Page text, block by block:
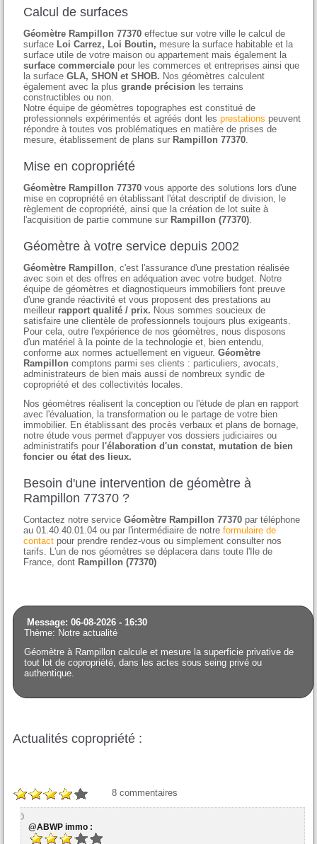
Calcul de surfaces
Géomètre Rampillon 77370 effectue sur votre ville le calcul de
surface Loi Carrez, Loi Boutin, mesure la surface habitable et la
surface utile de votre maison ou appartement mais également la
surface commerciale pour les commerces et entreprises ainsi que
la surfaceGLA, SHON et SHOB. Nos géomètres calculent
également avec la plusgrande précision les terrains
constructibles ou non.
Notre équipe de géomètres topographes est constitué de
professionnels expérimentés et agréés dont lesprestations peuvent
répondre à toutes vos problématiques en matière de prises de
mesure, établissement de plans sur Rampillon 77370.
Mise en copropriété
Géomètre Rampillon 77370 vous apporte des solutions lors d'une
mise en copropriété en établissant l'état descriptif de division, le
règlement de copropriété, ainsi que la création de lot suite à
l'acquisition de partie commune sur Rampillon (77370).
Géomètre à votre service depuis 2002
Géomètre Rampillon, c'est l'assurance d'une prestation réalisée
avec soin et des offres en adéquation avec votre budget. Notre
équipe de géomètres et diagnostiqueurs immobiliers font preuve
d'une grande réactivité et vous proposent des prestations au
meilleur rapport qualité / prix. Nous sommes soucieux de
satisfaire une clientèle de professionnels toujours plus exigeants.
Pour cela, outre l'expérience de nos géomètres, nous disposons
d'un matériel à la pointe de la technologie et, bien entendu,
conforme aux normes actuellement en vigueur.Géomètre
Rampillon comptons parmi ses clients : particuliers, avocats,
administrateurs de bien mais aussi de nombreux syndic de
copropriété et des collectivités locales.
Nos géomètres réalisent la conception ou l'étude de plan en rapport
avec l'évaluation, la transformation ou le partage de votre bien
immobilier. En établissant des procès verbaux et plans de bornage,
notre étude vous permet d'appuyer vos dossiers judiciaires ou
administratifs pour l'élaboration d'un constat, mutation de bien
foncier ou état des lieux.
Besoin d'une intervention de géomètre à
Rampillon 77370 ?
Contactez notre serviceGéomètre Rampillon 77370 par téléphone
au 01.40.40.01.04 ou par l'intermédiaire de notreformulaire de
contact pour prendre rendez-vous ou simplement consulter nos
tarifs. L'un de nos géomètres se déplacera dans toute l'Ile de
France, dont Rampillon (77370)
Message: 06-08-2026 - 16:30
Thème: Notre actualité
Géomètre à Rampillon calcule et mesure la superficie privative de
tout lot de copropriété, dans les actes sous seing privé ou
authentique.
Actualités copropriété :
8 commentaires
@ABWP immo :